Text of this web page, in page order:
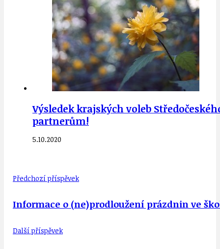
Výsledek krajských voleb
partnerům!
5.10.2020
Předchozí příspěvek
Informace o (ne)prodloužení prázdnin ve
Další příspěvek